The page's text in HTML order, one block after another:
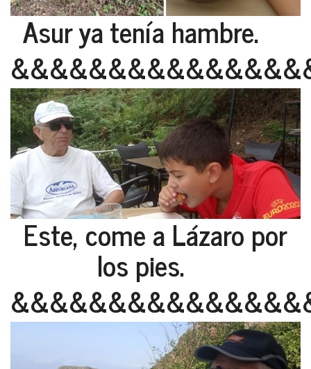
Asur ya tenía hambre.
Este, come a Lázaro por
los pies.